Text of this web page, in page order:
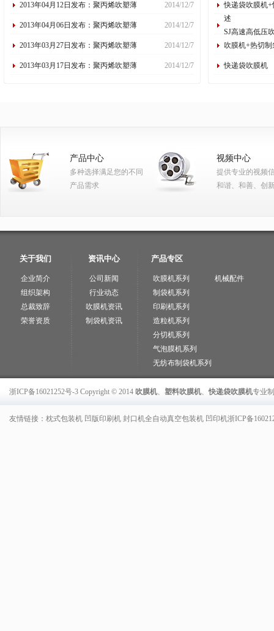
2013年04月12日发布：聚丙烯吹塑薄 2014/12/7
2013年04月06日发布：聚丙烯吹塑薄 2014/12/7
2013年03月27日发布：聚丙烯吹塑薄 2014/12/7
2013年03月17日发布：聚丙烯吹塑薄 2014/12/7
快递袋吹膜机
述
SJ高速高低压
吹膜机+热切
快递袋吹膜机
产品中心
多种选择满足您的不同
产品需求
视频中心
提供专业的视频
和谐、和善、创
关于我们
企业简介
组织架构
总裁致辞
荣誉资质
资讯中心
公司新闻
行业动态
吹膜机资讯
制袋机资讯
产品专区
吹膜机系列
制袋机系列
印刷机系列
造粒机系列
分切机系列
气泡膜机系列
无纺布制袋机系列
机械配件
浙ICP备16021252号-3 Copyright © 2014 吹膜机、 塑料吹膜机、快递袋吹膜机专业
友情链接： 枕式包装机 凹版印刷机 封口机全自动真空包装机 凹印机浙ICP备